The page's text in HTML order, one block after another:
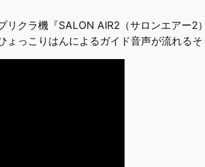
リクラ機『SALON AIR2（サロンエアー
っこりはんによるガイド音声が流れるそ